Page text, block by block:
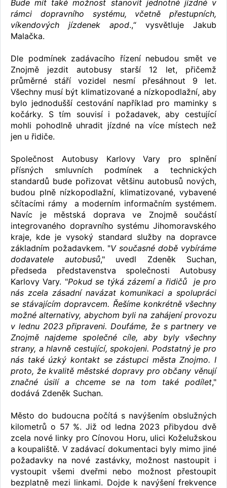
Bude mít také možnost stanovit jednotné jízdné v
rámci dopravního systému, včetně přestupních,
víkendových jízdenek apod.,“ vysvětluje Jakub
Malačka.
Dle podmínek zadávacího řízení nebudou smět ve
Znojmě jezdit autobusy starší 12 let, přičemž
průměrné stáří vozidel nesmí přesáhnout 9 let.
Všechny musí být klimatizované a nízkopodlažní, aby
bylo jednodušší cestování například pro maminky s
kočárky. S tím souvisí i požadavek, aby cestující
mohli pohodlně uhradit jízdné na více místech než
jen u řidiče.
Společnost Autobusy Karlovy Vary pro splnění
přísných smluvních podmínek a technických
standardů bude pořizovat většinu autobusů nových,
budou plně nízkopodlažní, klimatizované, vybavené
sčítacími rámy a moderním informačním systémem.
Navíc je městská doprava ve Znojmě součástí
integrovaného dopravního systému Jihomoravského
kraje, kde je vysoký standard služby na dopravce
základním požadavkem. "V současné době vybíráme
dodavatele autobusů," uvedl Zdeněk Suchan,
předseda představenstva společnosti Autobusy
Karlovy Vary. "Pokud se týká zázemí a řidičů je pro
nás zcela zásadní navázat komunikaci a spolupráci
se stávajícím dopravcem. Řešíme konkrétně všechny
možné alternativy, abychom byli na zahájení provozu
v lednu 2023 připraveni. Doufáme, že s partnery ve
Znojmě najdeme společné cíle, aby byly všechny
strany, a hlavně cestující, spokojeni. Podstatný je pro
nás také úzký kontakt se zástupci města Znojmo. I
proto, že kvalitě městské dopravy pro občany věnují
značné úsilí a chceme se na tom také podílet,"
dodává Zdeněk Suchan.
Město do budoucna počítá s navýšením obslužných
kilometrů o 57 %. Již od ledna 2023 přibydou dvě
zcela nové linky pro Cínovou Horu, ulici Koželužskou
a koupaliště. V zadávací dokumentaci byly mimo jiné
požadavky na nové zastávky, možnost nastoupit i
vystoupit všemi dveřmi nebo možnost přestoupit
bezplatně mezi linkami. Dojde k navýšení frekvence